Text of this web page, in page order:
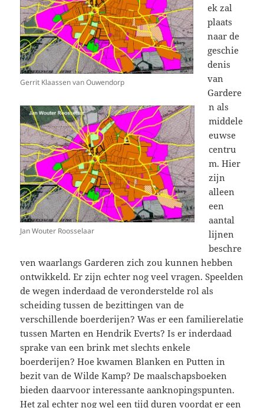
Gerrit Klaassen van Ouwendorp
Jan Wouter Roosselaar
ek zal
plaats
naar de
geschie
denis
van
Gardere
n als
middele
euwse
centru
m. Hier
zijn
alleen
een
aantal
lijnen
beschre
ven waarlangs Garderen zich zou kunnen hebben
ontwikkeld. Er zijn echter nog veel vragen. Speelden
de wegen inderdaad de veronderstelde rol als
scheiding tussen de bezittingen van de
verschillende boerderijen? Was er een familierelatie
tussen Marten en Hendrik Everts? Is er inderdaad
sprake van een brink met slechts enkele
boerderijen? Hoe kwamen Blanken en Putten in
bezit van de Wilde Kamp? De maalschapsboeken
bieden daarvoor interessante aanknopingspunten.
Het zal echter nog wel een tijd duren voordat er een